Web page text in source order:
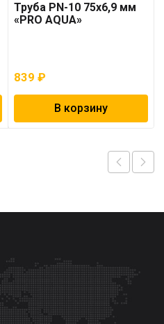
Труба PN-10 75х6,9 мм
«PRO AQUA»
839₽
В корзину